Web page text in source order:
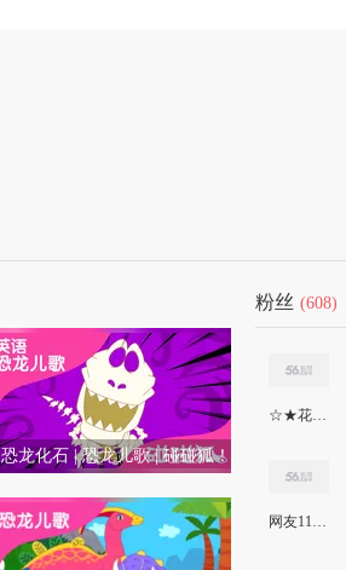
恐龙化石 | 恐龙儿歌 | 碰碰狐！
粉丝 (608)
☆★花落无痕★
网友11661713451437015